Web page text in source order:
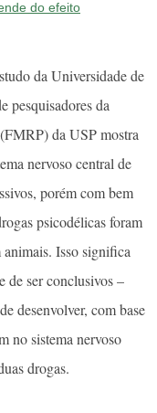
do efeito
da Universidade de
pesquisadores da
da USP mostra
nervoso central de
porém com bem
psicodélicas foram
Isso significa
de ser conclusivos –
desenvolver, com base
no sistema nervoso
drogas.